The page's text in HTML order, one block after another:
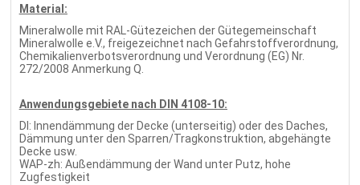
Material:
Mineralwolle mit RAL-Gütezeichen der Gütegemeinschaft
Mineralwolle e.V., freigezeichnet nach Gefahrstoffverordnung,
Chemikalienverbotsverordnung und Verordnung (EG) Nr.
272/2008 Anmerkung Q.
Anwendungsgebiete nach DIN 4108-10:
DI: Innendämmung der Decke (unterseitig) oder des Daches,
Dämmung unter den Sparren/Tragkonstruktion, abgehängte
Decke usw.
WAP-zh: Außendämmung der Wand unter Putz, hohe
Zugfestigkeit